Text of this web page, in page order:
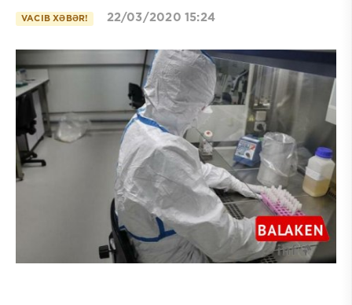
VACIB XƏBƏR! 22/03/2020 15:24